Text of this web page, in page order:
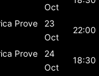
Oct
Prove
23
Oct
22:00
Prove
24
Oct
18:30